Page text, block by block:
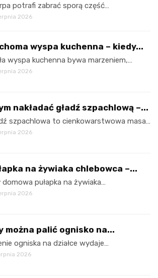
potrafi zabrać sporą część…
2026
wyspa kuchenna – kiedy...
wyspa kuchenna bywa marzeniem,…
2026
nakładać gładź szpachlową –...
szpachlowa to cienkowarstwowa masa…
2026
na żywiaka chlebowca –...
domowa pułapka na żywiaka…
2026
można palić ognisko na...
ogniska na działce wydaje…
2026